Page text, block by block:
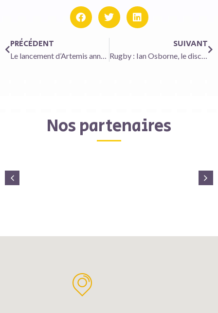
PRÉCÉDENT
Le lancement d’Artemis annulé en raison d’un problème technique
SUIVANT
Rugby : Ian Osborne, le discret millionnaire francophile qui s’offre le CA Brive
Nos partenaires